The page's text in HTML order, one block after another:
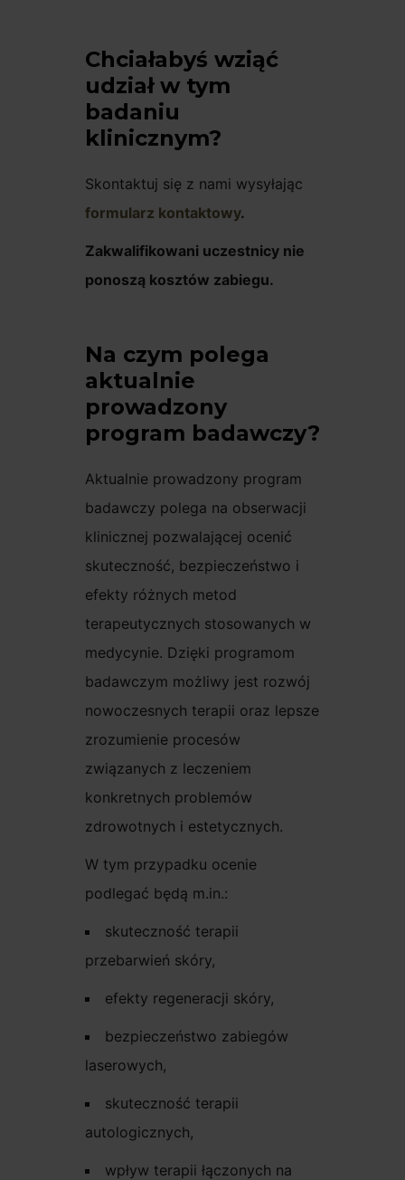
Chciałabyś wziąć
udział w tym
badaniu
klinicznym?
Skontaktuj się z nami wysyłając
formularz kontaktowy.
Zakwalifikowani uczestnicy nie
ponoszą kosztów zabiegu.
Na czym polega
aktualnie
prowadzony
program badawczy?
Aktualnie prowadzony program
badawczy polega na obserwacji
klinicznej pozwalającej ocenić
skuteczność, bezpieczeństwo i
efekty różnych metod
terapeutycznych stosowanych w
medycynie. Dzięki programom
badawczym możliwy jest rozwój
nowoczesnych terapii oraz lepsze
zrozumienie procesów
związanych z leczeniem
konkretnych problemów
zdrowotnych i estetycznych.
W tym przypadku ocenie
podlegać będą m.in.:
skuteczność terapii
przebarwień skóry,
efekty regeneracji skóry,
bezpieczeństwo zabiegów
laserowych,
skuteczność terapii
autologicznych,
wpływ terapii łączonych na